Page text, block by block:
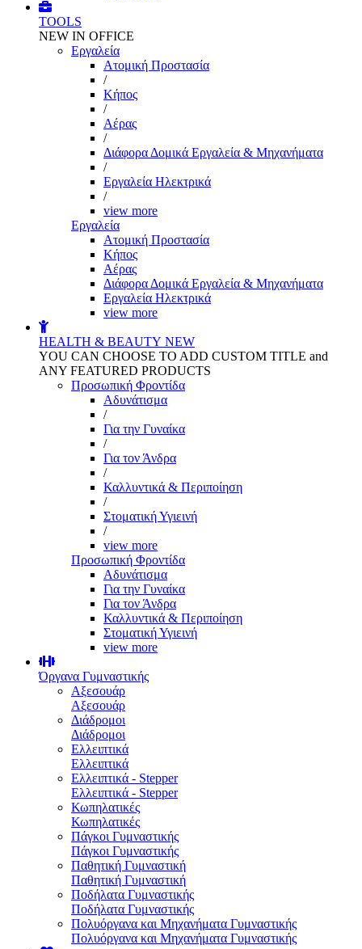
TOOLS
NEW IN OFFICE
Εργαλεία
Aτομική Προστασία
/
Kήπος
/
Αέρας
/
Διάφορα Δομικά Εργαλεία & Μηχανήματα
/
Εργαλεία Ηλεκτρικά
/
view more
Εργαλεία
Aτομική Προστασία
Kήπος
Αέρας
Διάφορα Δομικά Εργαλεία & Μηχανήματα
Εργαλεία Ηλεκτρικά
view more
HEALTH & BEAUTY NEW
YOU CAN CHOOSE TO ADD CUSTOM TITLE and
ANY FEATURED PRODUCTS
Προσωπική Φροντίδα
Αδυνάτισμα
/
Για την Γυναίκα
/
Για τον Άνδρα
/
Καλλυντικά & Περιποίηση
/
Στοματική Υγιεινή
/
view more
Προσωπική Φροντίδα
Αδυνάτισμα
Για την Γυναίκα
Για τον Άνδρα
Καλλυντικά & Περιποίηση
Στοματική Υγιεινή
view more
Όργανα Γυμναστικής
Αξεσουάρ
Αξεσουάρ
Διάδρομοι
Διάδρομοι
Ελλειπτικά
Ελλειπτικά
Ελλειπτικά - Stepper
Ελλειπτικά - Stepper
Κωπηλατικές
Κωπηλατικές
Πάγκοι Γυμναστικής
Πάγκοι Γυμναστικής
Παθητική Γυμναστική
Παθητική Γυμναστική
Ποδήλατα Γυμναστικής
Ποδήλατα Γυμναστικής
Πολυόργανα και Μηχανήματα Γυμναστικής
Πολυόργανα και Μηχανήματα Γυμναστικής